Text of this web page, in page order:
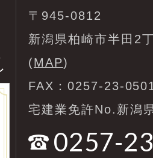
〒945-0812
新潟県柏崎市半田2
(MAP)
FAX：0257-23-
宅建業免許No.新潟
0257-